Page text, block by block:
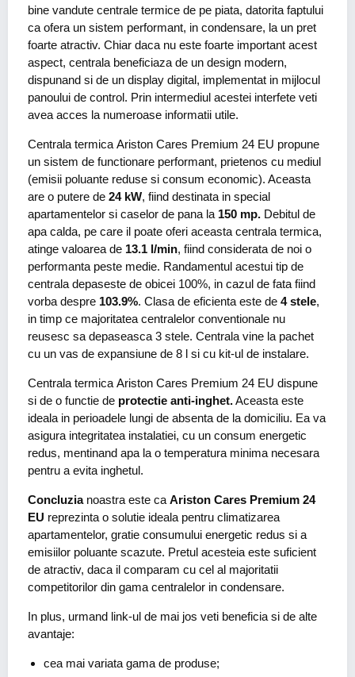
bine vandute centrale termice de pe piata, datorita faptului
ca ofera un sistem performant, in condensare, la un pret
foarte atractiv. Chiar daca nu este foarte important acest
aspect, centrala beneficiaza de un design modern,
dispunand si de un display digital, implementat in mijlocul
panoului de control. Prin intermediul acestei interfete veti
avea acces la numeroase informatii utile.
Centrala termica Ariston Cares Premium 24 EU propune
un sistem de functionare performant, prietenos cu mediul
(emisii poluante reduse si consum economic). Aceasta
are o putere de 24 kW, fiind destinata in special
apartamentelor si caselor de pana la 150 mp. Debitul de
apa calda, pe care il poate oferi aceasta centrala termica,
atinge valoarea de 13.1 l/min, fiind considerata de noi o
performanta peste medie. Randamentul acestui tip de
centrala depaseste de obicei 100%, in cazul de fata fiind
vorba despre 103.9%. Clasa de eficienta este de 4 stele,
in timp ce majoritatea centralelor conventionale nu
reusesc sa depaseasca 3 stele. Centrala vine la pachet
cu un vas de expansiune de 8 l si cu kit-ul de instalare.
Centrala termica Ariston Cares Premium 24 EU dispune
si de o functie de protectie anti-inghet.Aceasta este
ideala in perioadele lungi de absenta de la domiciliu. Ea va
asigura integritatea instalatiei, cu un consum energetic
redus, mentinand apa la o temperatura minima necesara
pentru a evita inghetul.
Concluzianoastra este ca Ariston Cares Premium 24
EU reprezinta o solutie ideala pentru climatizarea
apartamentelor, gratie consumului energetic redus si a
emisiilor poluante scazute. Pretul acesteia este suficient
de atractiv, daca il comparam cu cel al majoritatii
competitorilor din gama centralelor in condensare.
In plus, urmand link-ul de mai jos veti beneficia si de alte
avantaje:
cea mai variata gama de produse;